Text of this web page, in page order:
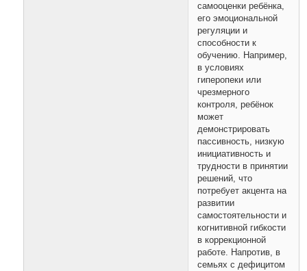
самооценки ребёнка,
его эмоциональной
регуляции и
способности к
обучению. Например,
в условиях
гиперопеки или
чрезмерного
контроля, ребёнок
может
демонстрировать
пассивность, низкую
инициативность и
трудности в принятии
решений, что
потребует акцента на
развитии
самостоятельности и
когнитивной гибкости
в коррекционной
работе. Напротив, в
семьях с дефицитом